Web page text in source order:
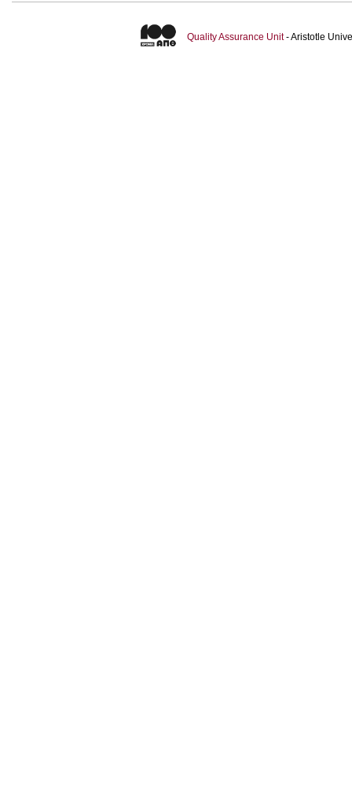
Quality Assurance Unit- Aristotle